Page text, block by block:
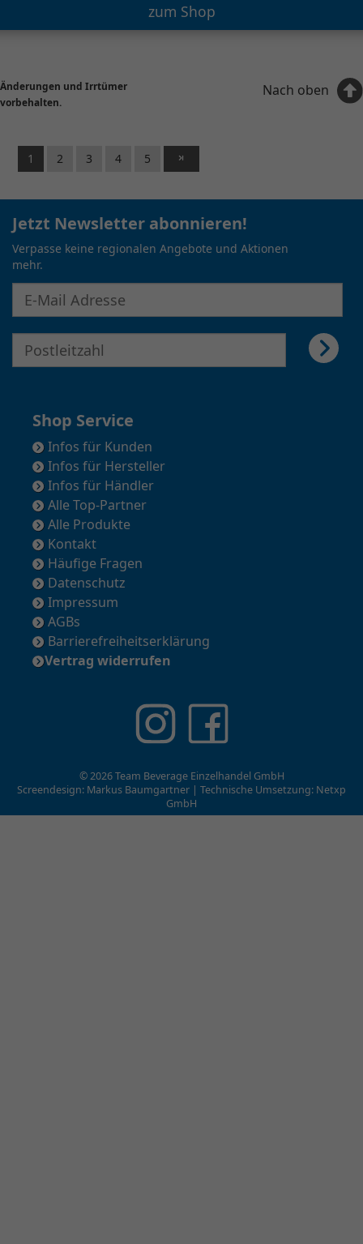
zum Shop
Änderungen und Irrtümer
vorbehalten.
Nach oben
1 2 3 4 5
Jetzt Newsletter abonnieren!
Verpasse keine regionalen Angebote und Aktionen
mehr.
Shop Service
Infos für Kunden
Infos für Hersteller
Infos für Händler
Alle Top-Partner
Alle Produkte
Kontakt
Häufige Fragen
Datenschutz
Impressum
AGBs
Barrierefreiheitserklärung
Vertrag widerrufen
© 2026 Team Beverage Einzelhandel GmbH
Screendesign: Markus Baumgartner | Technische Umsetzung: Netxp
GmbH